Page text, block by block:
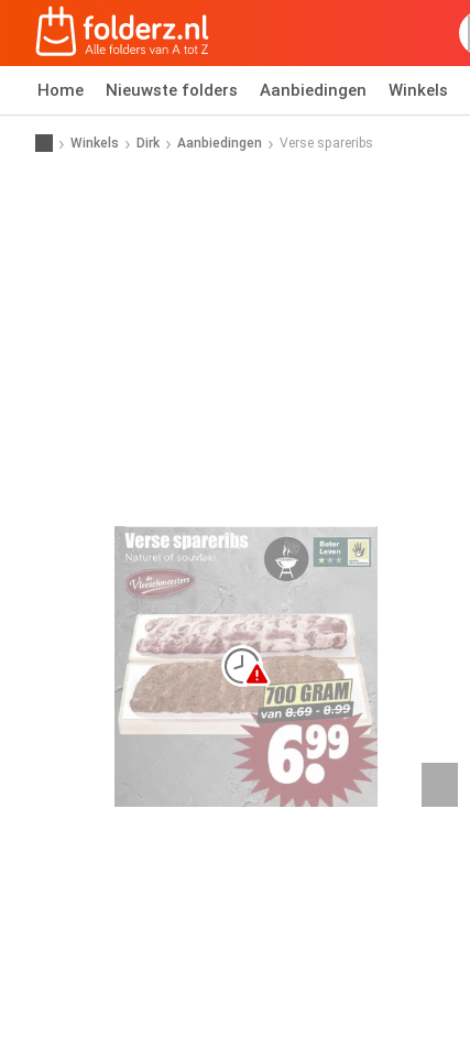
Home Nieuwste folders Aanbiedingen Winkels
Winkels Dirk Aanbiedingen Verse spareribs